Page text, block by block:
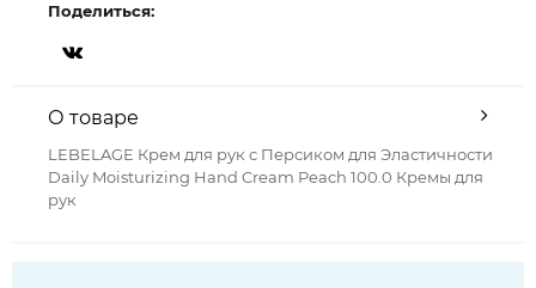
Поделиться:
О товаре
LEBELAGE Крем для рук с Персиком для Эластичности
Daily Moisturizing Hand Cream Peach 100.0 Кремы для
рук